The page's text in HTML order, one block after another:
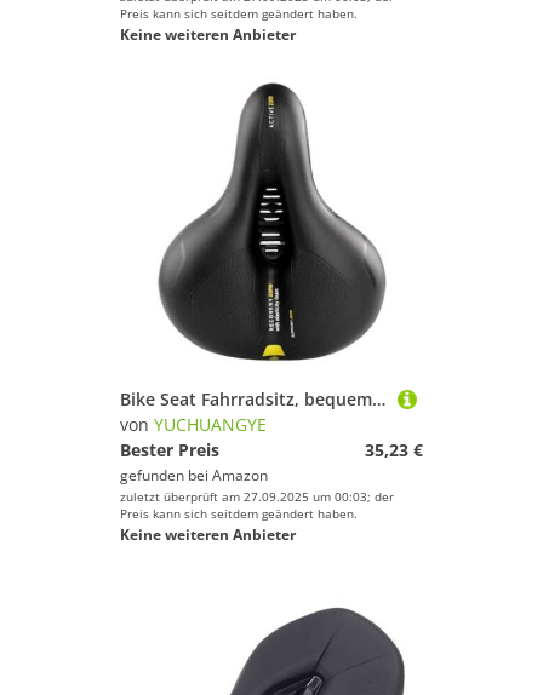
Preis kann sich seitdem geändert haben.
Keine weiteren Anbieter
Bike Seat Fahrradsitz, bequem und atmungsaktiv, wasserabweisend, mit doppelter Stoßdämpfung for MTB, Mountainbike, Rennrad(Yellow)
von YUCHUANGYE
Bester Preis
35,23 €
gefunden bei Amazon
zuletzt überprüft am 27.09.2025 um 00:03; der
Preis kann sich seitdem geändert haben.
Keine weiteren Anbieter